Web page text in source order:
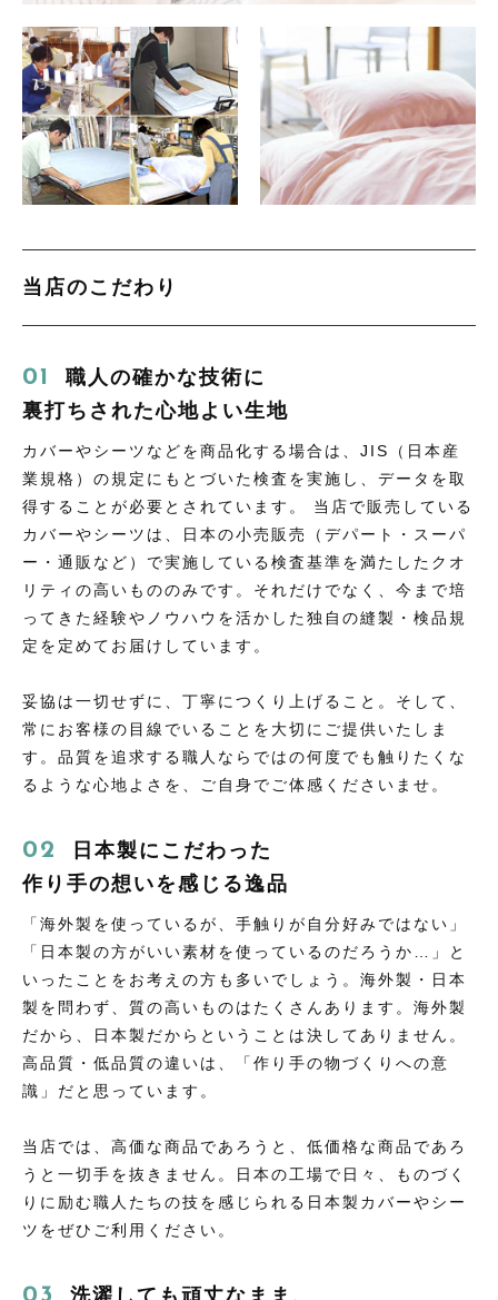
当店のこだわり
職人の確かな技術に
裏打ちされた心地よい生地
カバーやシーツなどを商品化する場合は、JIS（日本産
業規格）の規定にもとづいた検査を実施し、データを取
得することが必要とされています。 当店で販売している
カバーやシーツは、日本の小売販売（デパート・スーパ
ー・通販など）で実施している検査基準を満たしたクオ
リティの高いもののみです。それだけでなく、今まで培
ってきた経験やノウハウを活かした独自の縫製・検品規
定を定めてお届けしています。
妥協は一切せずに、丁寧につくり上げること。そして、
常にお客様の目線でいることを大切にご提供いたしま
す。品質を追求する職人ならではの何度でも触りたくな
るような心地よさを、ご自身でご体感くださいませ。
日本製にこだわった
作り手の想いを感じる逸品
「海外製を使っているが、手触りが自分好みではない」
「日本製の方がいい素材を使っているのだろうか…」と
いったことをお考えの方も多いでしょう。海外製・日本
製を問わず、質の高いものはたくさんあります。海外製
だから、日本製だからということは決してありません。
高品質・低品質の違いは、「作り手の物づくりへの意
識」だと思っています。
当店では、高価な商品であろうと、低価格な商品であろ
うと一切手を抜きません。日本の工場で日々、ものづく
りに励む職人たちの技を感じられる日本製カバーやシー
ツをぜひご利用ください。
洗濯しても頑丈なまま、
セール
お知らせ
この季節にちょうどよい商品
あったか フワフワ ほっこり
代表取締役ご挨拶
機能集約型工場のメリット
理念
スタッフ紹介
寒がりの方向け
色柄を楽しむ綿